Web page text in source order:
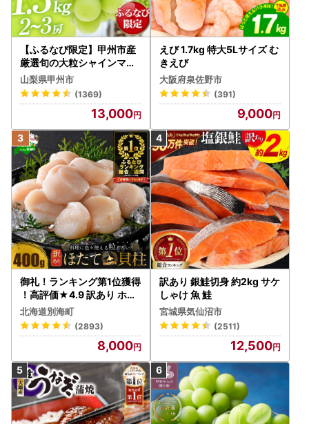
【ふるなび限定】甲州市産
厳選旬の大粒シャインマス
カット 約1.3kg 2～3房【2
026年発送】（MG）B12-
472 FN-Limited-VO シャ
インマスカット フルーツ
山梨県甲州市
(1369)
13,000
えび 1.7kg 特大5Lサイズ む
きえび
大阪府泉佐野市
(391)
9,000
御礼！ランキング第1位獲得
！高評価★4.9 訳あり ホタ
テ 400g（ほたて 帆立 貝柱
冷凍 ）
北海道別海町
(2893)
8,000
訳あり 銀鮭切身 約2kg サケ
しゃけ 魚 鮭
宮城県気仙沼市
(2511)
12,500